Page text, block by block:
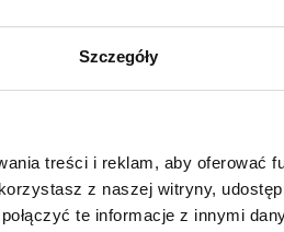
Szczegóły
treści i reklam, aby oferować
z naszej witryny,
te informacje z innymi